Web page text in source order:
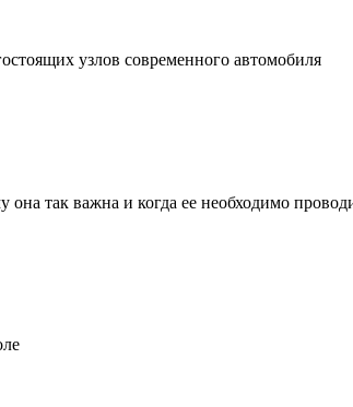
узлов современного автомобиля
она так важна и когда ее необходимо